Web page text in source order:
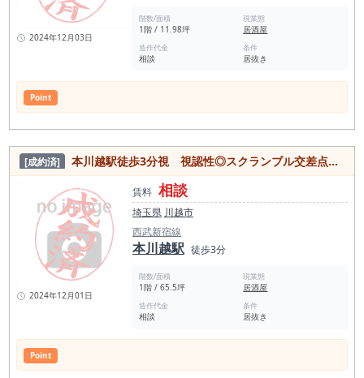
2024年12月03日
階数/面積
1階 / 11.98坪
現業態
居酒屋
造作代金
相談
条件
居抜き
Point
[成約済] 本川越駅徒歩3分視 視認性◎スクランブル交差点から見える駅前居抜き店舗
2024年12月01日
賃料 相談
埼玉県 川越市
西武新宿線
本川越駅 徒歩3分
階数/面積
1階 / 65.5坪
現業態
居酒屋
造作代金
相談
条件
居抜き
Point